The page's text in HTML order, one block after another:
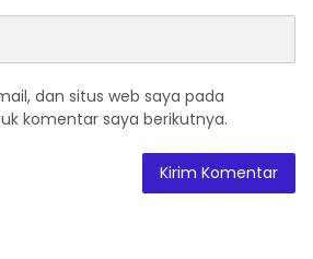
dan situs web saya pada
komentar saya berikutnya.